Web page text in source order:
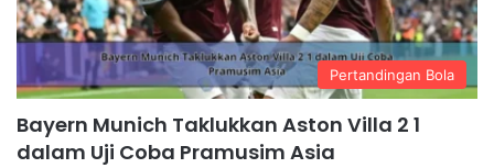
Pertandingan Bola
Bayern Munich Taklukkan Aston Villa 2 1
dalam Uji Coba Pramusim Asia